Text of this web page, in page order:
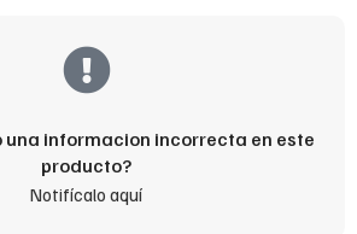
informacion incorrecta en este
producto?
Notifícalo aquí